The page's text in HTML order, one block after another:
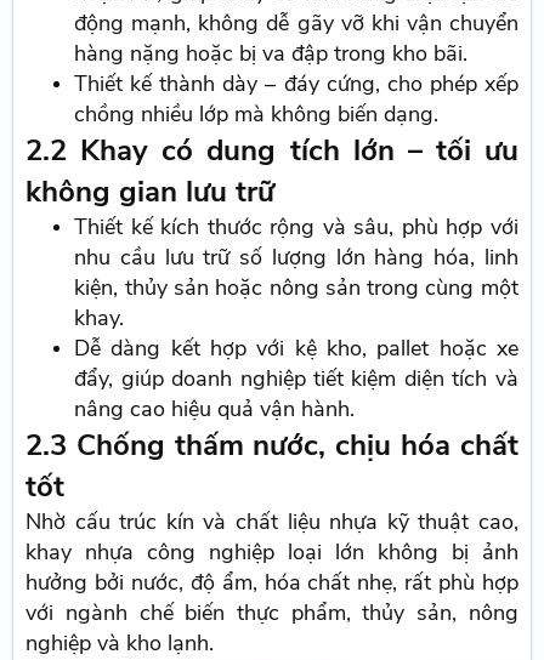
động mạnh, không dễ gãy vỡ khi vận chuyển
hàng nặng hoặc bị va đập trong kho bãi.
Thiết kế thành dày – đáy cứng, cho phép xếp
chồng nhiều lớp mà không biến dạng.
2.2 Khay có dung tích lớn – tối ưu
không gian lưu trữ
Thiết kế kích thước rộng và sâu, phù hợp với
nhu cầu lưu trữ số lượng lớn hàng hóa, linh
kiện, thủy sản hoặc nông sản trong cùng một
khay.
Dễ dàng kết hợp với kệ kho, pallet hoặc xe
đẩy, giúp doanh nghiệp tiết kiệm diện tích và
nâng cao hiệu quả vận hành.
2.3 Chống thấm nước, chịu hóa chất
tốt
Nhờ cấu trúc kín và chất liệu nhựa kỹ thuật cao,
khay nhựa công nghiệp loại lớn không bị ảnh
hưởng bởi nước, độ ẩm, hóa chất nhẹ, rất phù hợp
với ngành chế biến thực phẩm, thủy sản, nông
nghiệp và kho lạnh.